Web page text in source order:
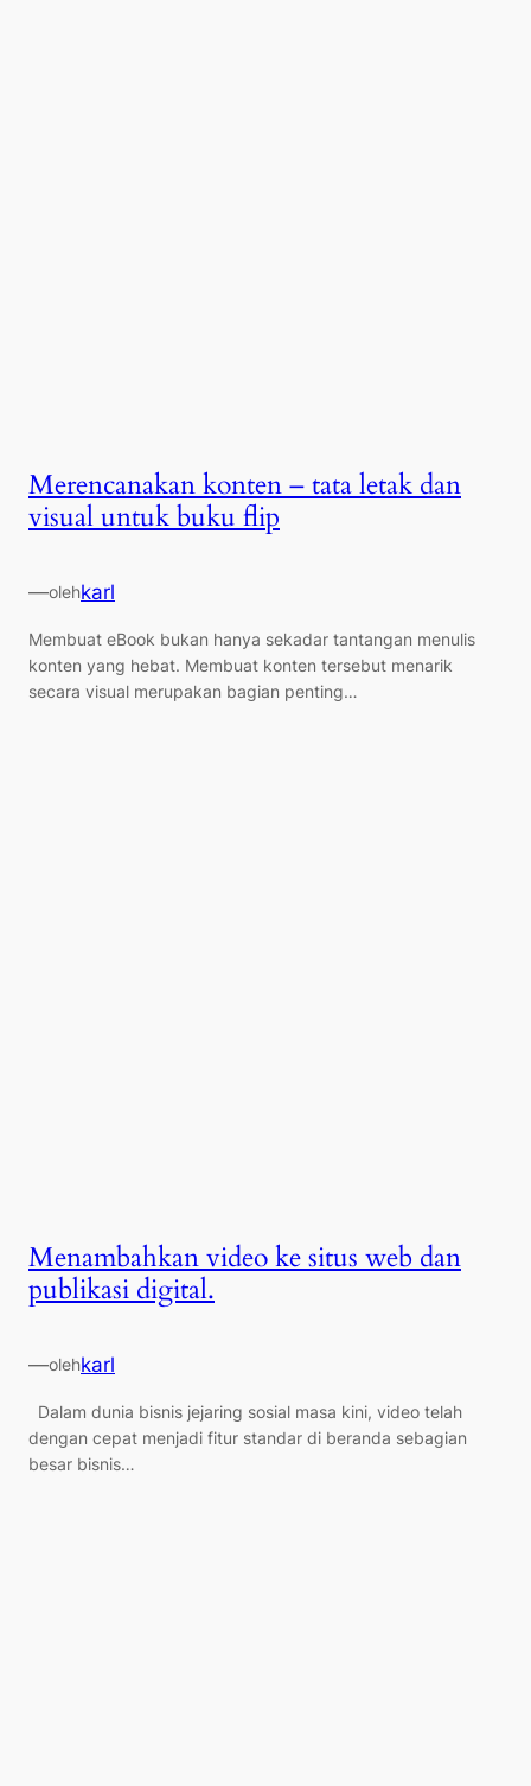
Merencanakan konten – tata letak dan
visual untuk buku flip
—olehkarl
Membuat eBook bukan hanya sekadar tantangan menulis
konten yang hebat. Membuat konten tersebut menarik
secara visual merupakan bagian penting…
Menambahkan video ke situs web dan
publikasi digital.
—olehkarl
Dalam dunia bisnis jejaring sosial masa kini, video telah
dengan cepat menjadi fitur standar di beranda sebagian
besar bisnis…